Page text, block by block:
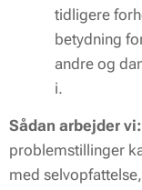
tidligere
betydning
andre og
i.
Sådan arbejder vi:
problemstillinger
med